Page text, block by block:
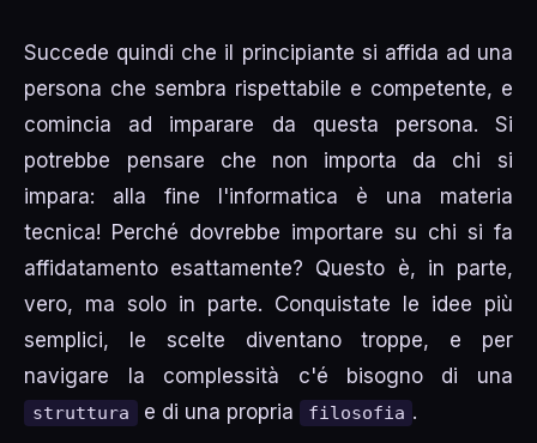
Succede quindi che il principiante si affida ad una
persona che sembra rispettabile e competente, e
comincia ad imparare da questa persona. Si
potrebbe pensare che non importa da chi si
impara: alla fine l'informatica è una materia
tecnica! Perché dovrebbe importare su chi si fa
affidatamento esattamente? Questo è, in parte,
vero, ma solo in parte. Conquistate le idee più
semplici, le scelte diventano troppe, e per
navigare la complessità c'é bisogno di una
struttura e di una propria filosofia .